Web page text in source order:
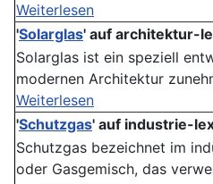
Weiterlesen
'Solarglas' auf architektur-
Solarglas ist ein speziell
modernen Architektur
Weiterlesen
'Schutzgas' auf industrie-
Schutzgas bezeichnet im
oder Gasgemisch, das